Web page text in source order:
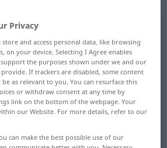
tap on the translation)
Ausdehnung
Privacy
store and access personal data, like browsing
on your device. Selecting I Agree enables
the purposes shown under we and our
If trackers are disabled, some content
as relevant to you. You can resurface this
or withdraw consent at any time by
link on the bottom of the webpage. Your
our Website. For more details, refer to our
can make the best possible use of our